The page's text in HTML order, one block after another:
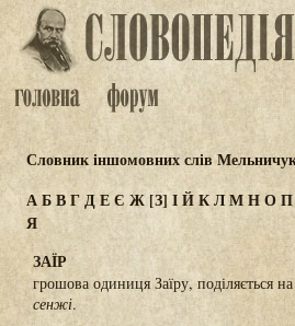
Словник іншомовних слів
АБВГДЕЄ Ж [З]ІЙКЛМНОП
Я
ЗАЇР
грошова одиниця Заїру, поділяється
сенжі.